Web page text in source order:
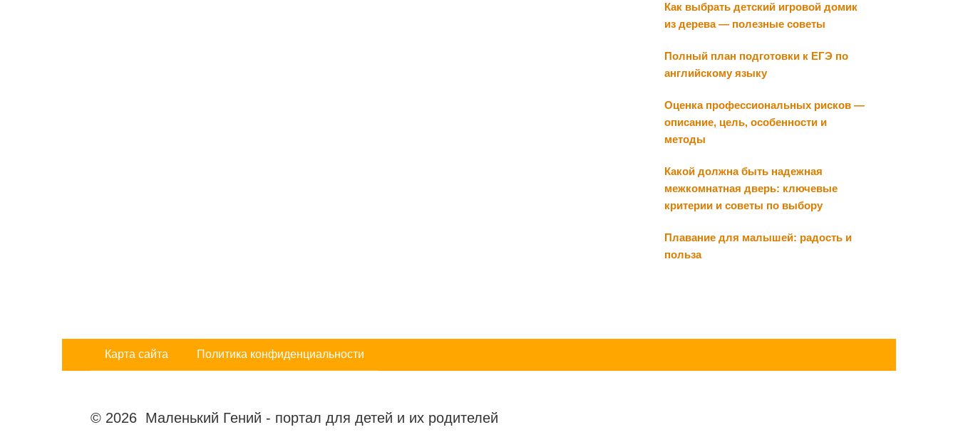
Как выбрать детский игровой домик
из дерева — полезные советы
Полный план подготовки к ЕГЭ по
английскому языку
Оценка профессиональных рисков —
описание, цель, особенности и
методы
Какой должна быть надежная
межкомнатная дверь: ключевые
критерии и советы по выбору
Плавание для малышей: радость и
польза
Карта сайта Политика конфиденциальности
© 2026 Маленький Гений - портал для детей и их родителей